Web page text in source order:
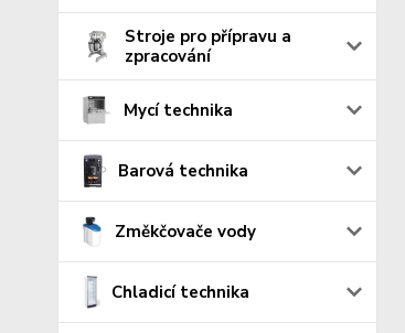
Stroje pro přípravu a
zpracování
Mycí technika
Barová technika
Změkčovače vody
Chladicí technika